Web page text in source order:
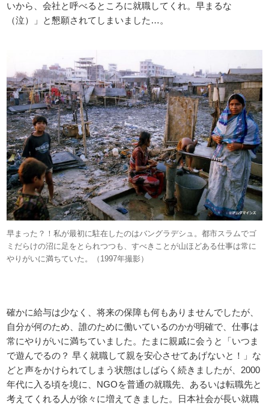
いから、会社と呼べるところに就職してくれ。早まるな
（泣）」と懇願されてしまいました…。
早まった？！私が最初に駐在したのはバングラデシュ。都市スラムでゴ
ミだらけの沼に足をとられつつも、すべきことが山ほどある仕事は常に
やりがいに満ちていた。（1997年撮影）
確かに給与は少なく、将来の保障も何もありませんでしたが、
自分が何のため、誰のために働いているのかが明確で、仕事は
常にやりがいに満ちていました。たまに親戚に会うと「いつま
で遊んでるの？ 早く就職して親を安心させてあげないと！」な
どと声をかけられてしまう状態はしばらく続きましたが、2000
年代に入る頃を境に、NGOを普通の就職先、あるいは転職先と
考えてくれる人が徐々に増えてきました。日本社会が長い就職